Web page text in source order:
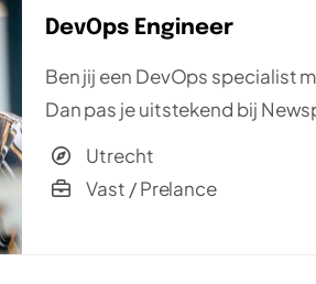
DevOps Engineer
Ben jij een DevOps specialist
Dan pas je uitstekend bij
Utrecht
Vast / Prelance